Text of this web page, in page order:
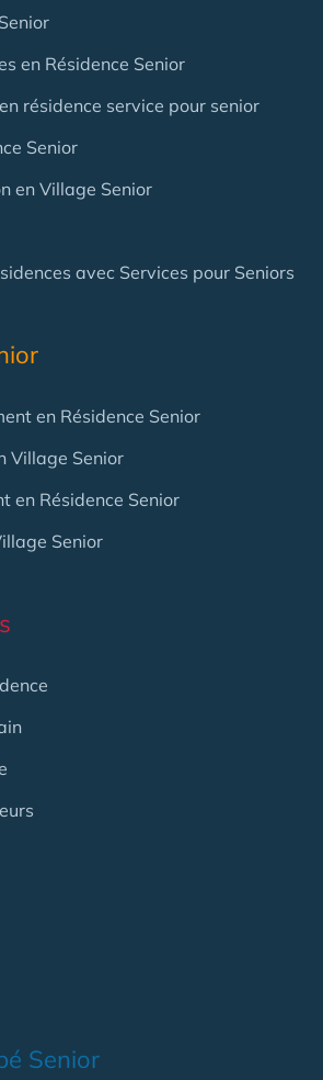
en Résidence Senior
résidence service pour senior
Senior
en Village Senior
avec Services pour Seniors
en Résidence Senior
Village Senior
en Résidence Senior
Senior
Senior